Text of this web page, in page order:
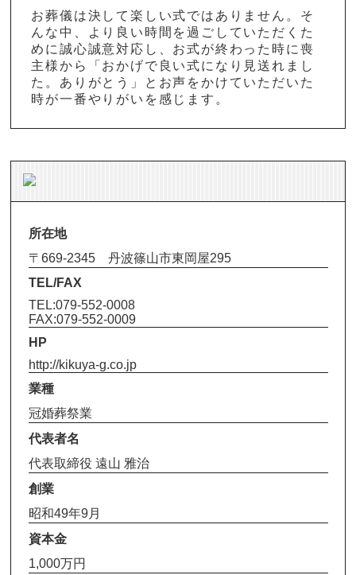
お葬儀は決して楽しい式ではありません。そ
んな中、より良い時間を過ごしていただくた
めに誠心誠意対応し、お式が終わった時に喪
主様から「おかげで良い式になり見送れまし
た。ありがとう」とお声をかけていただいた
時が一番やりがいを感じます。
所在地
〒669-2345 丹波篠山市東岡屋295
TEL/FAX
TEL:079-552-0008
FAX:079-552-0009
HP
http://kikuya-g.co.jp
業種
冠婚葬祭業
代表者名
代表取締役 遠山 雅治
創業
昭和49年9月
資本金
1,000万円